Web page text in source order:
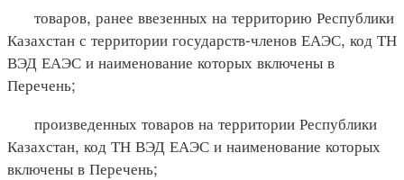
товаров, ранее ввезенных на территорию Республики
Казахстан с территории государств-членов ЕАЭС, код ТН
ВЭД ЕАЭС и наименование которых включены в
Перечень;
произведенных товаров на территории Республики
Казахстан, код ТН ВЭД ЕАЭС и наименование которых
включены в Перечень;